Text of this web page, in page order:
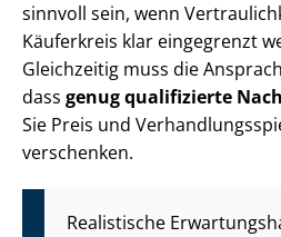
sinnvoll sein, wenn
Käuferkreis klar eingegrenzt
Gleichzeitig muss die
dass genug qualifizierte
Sie Preis und
verschenken.
Realistische